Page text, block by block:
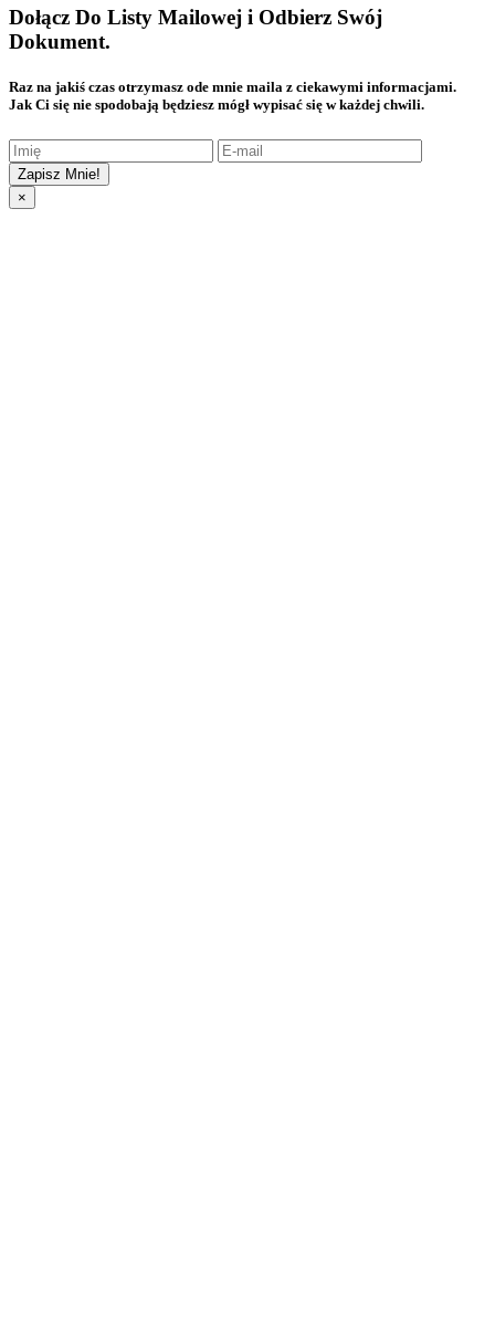
Dołącz Do Listy Mailowej i Odbierz Swój
Dokument.
Raz na jakiś czas otrzymasz ode mnie maila z ciekawymi informacjami.
Jak Ci się nie spodobają będziesz mógł wypisać się w każdej chwili.
Zapisz Mnie!
×